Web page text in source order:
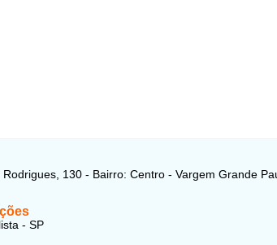
Rodrigues, 130 - Bairro: Centro - Vargem Grande
- SP